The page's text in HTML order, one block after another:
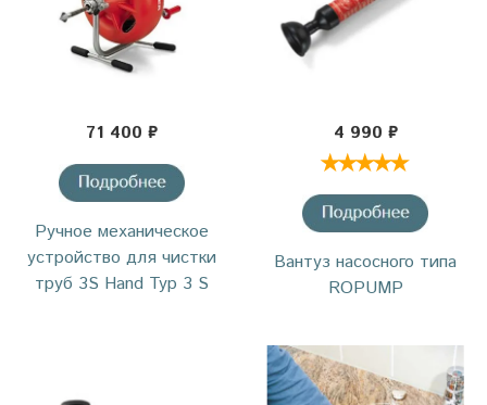
71 400 ₽
Ручное механическое
устройство для чистки
труб 3S Hand Typ 3 S
4 990 ₽
Вантуз насосного типа
ROPUMP